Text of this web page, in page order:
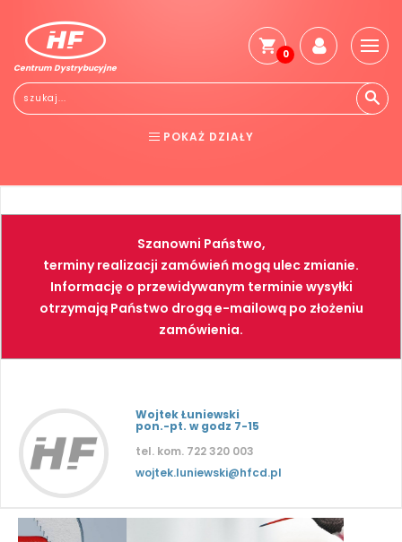
Centrum Dystrybucyjne
0
POKAŻ DZIAŁY
NARZĘDZIA SPAWALNICTWO
FARBY PNEUMATYKA
Szanowni Państwo,
terminy realizacji zamówień mogą ulec zmianie.
Informację o przewidywanym terminie wysyłki
otrzymają Państwo drogą e-mailową po złożeniu
zamówienia.
Wojtek Łuniewski
pon.-pt. w godz 7-15
tel. kom. 722 320 003
wojtek.luniewski@hfcd.pl